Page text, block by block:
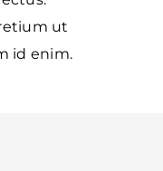
ut
id enim.